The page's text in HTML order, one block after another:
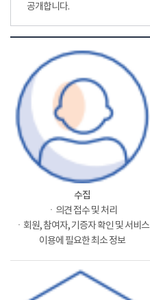
공개합니다.
수집
ㆍ의견 접수 및 처리
ㆍ회원, 참여자, 기증자 확인 및 서비스
이용에 필요한 최소 정보